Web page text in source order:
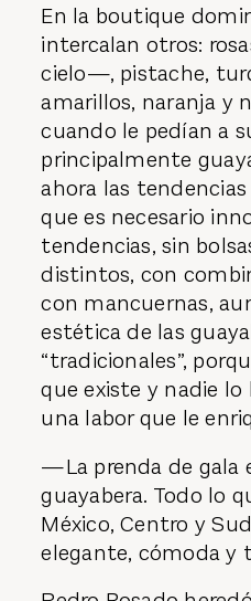
En la boutique
intercalan otros:
cielo—, pistache,
amarillos, naranja y
cuando le pedían a
principalmente
ahora las tendencias
que es necesario
tendencias, sin
distintos, con
con mancuernas,
estética de las
“tradicionales”,
que existe y nadie lo
una labor que le
—La prenda de gala
guayabera. Todo lo
México, Centro y
elegante, cómoda y